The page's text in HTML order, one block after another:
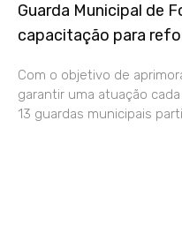
Guarda Municipal de
capacitação para
Com o objetivo de
garantir uma atuação
13 guardas municipais